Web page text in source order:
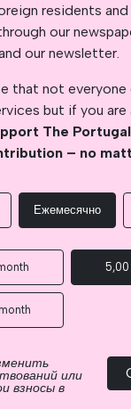
residents
our
our newsletter.
that not
but if you are
The
– no
Ежемесячно
или
взносы в